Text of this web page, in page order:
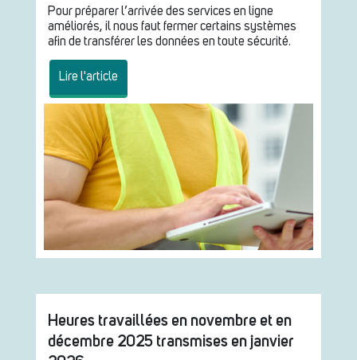
Pour préparer l’arrivée des services en ligne
améliorés, il nous faut fermer certains systèmes
afin de transférer les données en toute sécurité.
Lire l'article
Heures travaillées en novembre et en
décembre 2025 transmises en janvier